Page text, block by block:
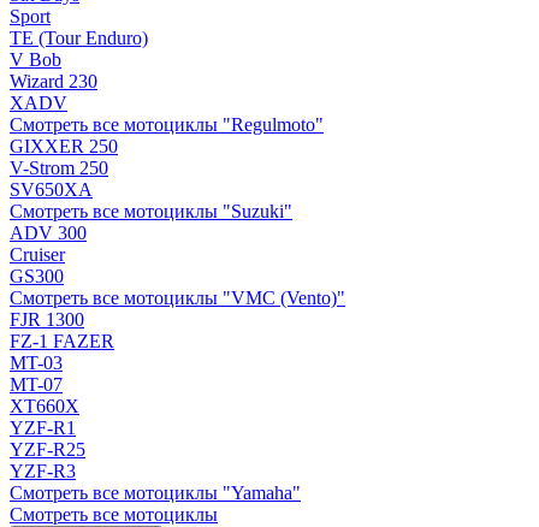
Sport
TE (Tour Enduro)
V Bob
Wizard 230
XADV
Смотреть все мотоциклы "Regulmoto"
GIXXER 250
V-Strom 250
SV650XA
Смотреть все мотоциклы "Suzuki"
ADV 300
Cruiser
GS300
Смотреть все мотоциклы "VMC (Vento)"
FJR 1300
FZ-1 FAZER
MT-03
MT-07
XT660X
YZF-R1
YZF-R25
YZF-R3
Смотреть все мотоциклы "Yamaha"
Смотреть все мотоциклы